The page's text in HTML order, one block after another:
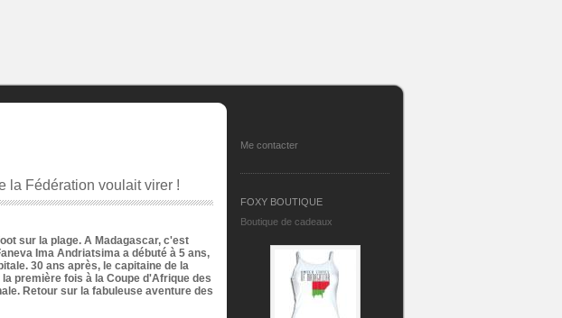
Me contacter
FOXY BOUTIQUE
Boutique de cadeaux
la Fédération voulait virer !
sur la plage. A Madagascar, c'est
Ima Andriatsima a débuté à 5 ans,
30 ans après, le capitaine de la
première fois à la Coupe d'Afrique des
Retour sur la fabuleuse aventure des